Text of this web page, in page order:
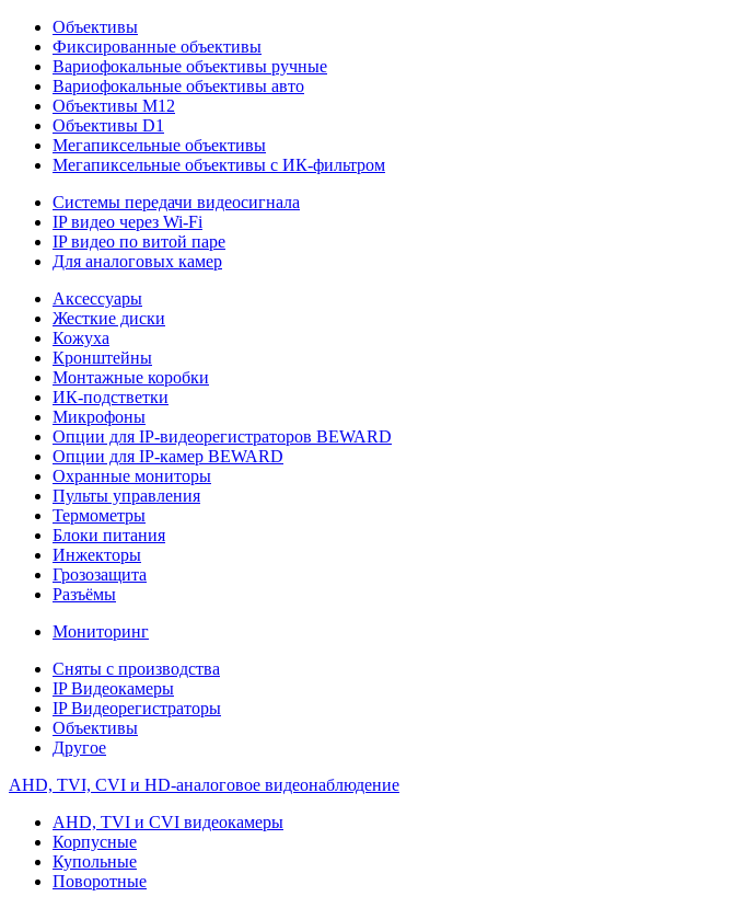
Объективы
Фиксированные объективы
Вариофокальные объективы ручные
Вариофокальные объективы авто
Объективы М12
Объективы D1
Мегапиксельные объективы
Мегапиксельные объективы с ИК-фильтром
Системы передачи видеосигнала
IP видео через Wi-Fi
IP видео по витой паре
Для аналоговых камер
Аксессуары
Жесткие диски
Кожуха
Кронштейны
Монтажные коробки
ИК-подстветки
Микрофоны
Опции для IP-видеорегистраторов BEWARD
Опции для IP-камер BEWARD
Охранные мониторы
Пульты управления
Термометры
Блоки питания
Инжекторы
Грозозащита
Разъёмы
Мониторинг
Сняты с производства
IP Видеокамеры
IP Видеорегистраторы
Объективы
Другое
AHD, TVI, CVI и HD-аналоговое видеонаблюдение
AHD, TVI и CVI видеокамеры
Корпусные
Купольные
Поворотные